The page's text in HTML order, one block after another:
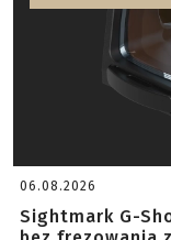
06.08.2026
Sightmark G-